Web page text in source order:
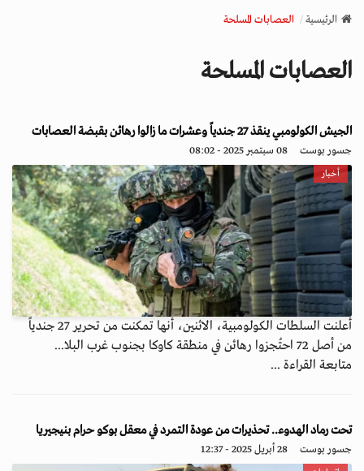
v
a
o
n
الرئيسية العصابات المسلحة
العصابات المسلحة
الجيش الكولومبي ينقذ 27 جندياً وعشرات ما زالوا رهائن بقبضة العصابات
جسور بوست 08 سبتمبر 2025 - 08:02
أخبار
أعلنت السلطات الكولومبية، الاثنين، أنها تمكنت من تحرير 27 جندياً
من أصل 72 احتُجزوا رهائن في منطقة كاوكا بجنوب غرب البلا...
متابعة القراءة ...
تحت رماد الهدوء.. تحذيرات من عودة التمرد في معقل بوكو حرام بنيجيريا
جسور بوست 28 أبريل 2025 - 12:37